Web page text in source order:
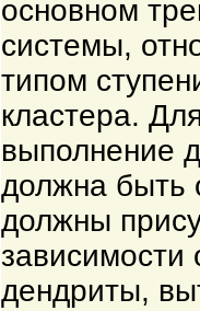
основном
системы,
типом
кластера.
выполнение
должна быть
должны
зависимости
дендриты,